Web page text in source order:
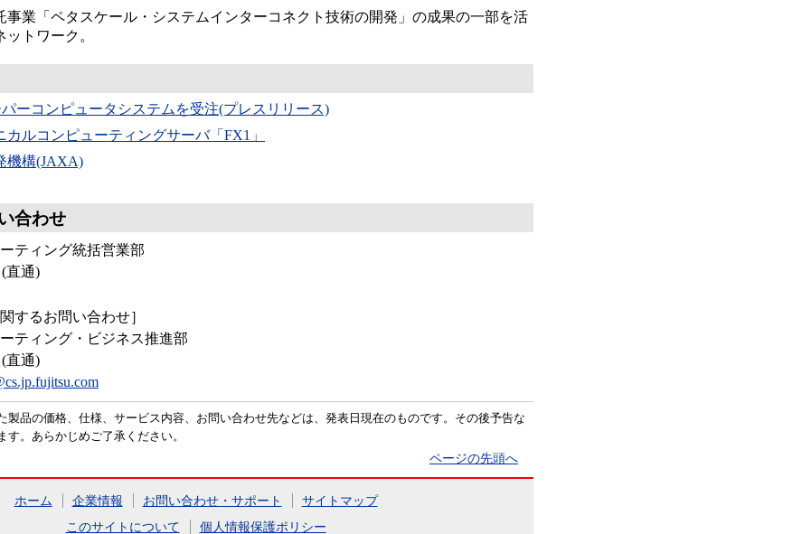
事業「ペタスケール・システムインターコネクト技術の開発」の成果の一部を活
トワーク。
ーコンピュータシステムを受注(プレスリリース)
ルコンピューティングサーバ「FX1」
機構(JAXA)
合わせ
ティング統括営業部
(直通)
するお問い合わせ］
ティング・ビジネス推進部
(直通)
製品の価格、仕様、サービス内容、お問い合わせ先などは、発表日現在のものです。その後予告な
す。あらかじめご了承ください。
ページの先頭へ
ホーム 企業情報 お問い合わせ・サポート
サイトマップ
このサイトについて
個人情報保護ポリシー